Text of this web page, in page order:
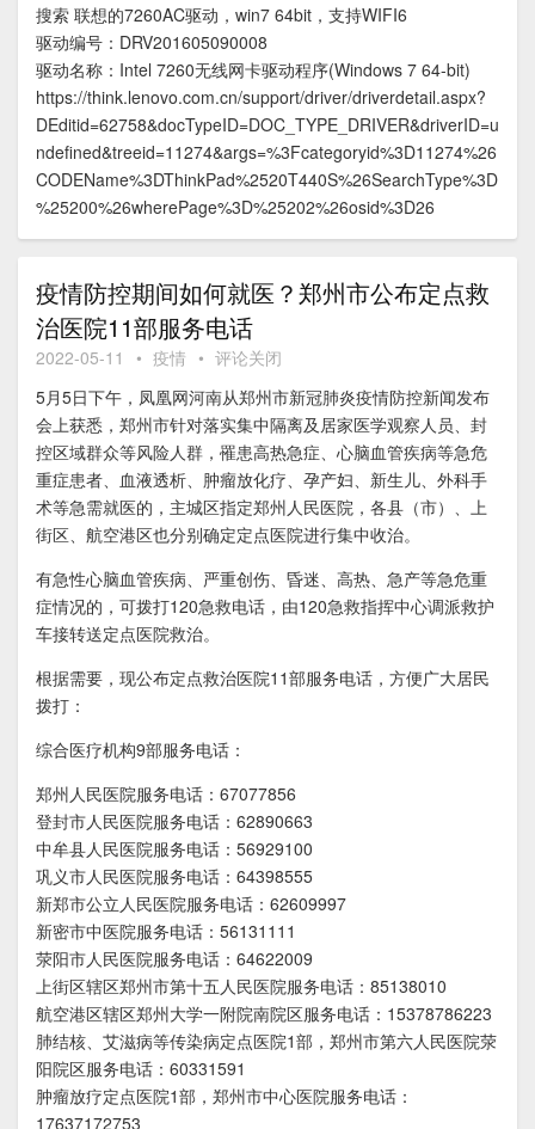
搜索 联想的7260AC驱动，win7 64bit，支持WIFI6
驱动编号：DRV201605090008
驱动名称：Intel 7260无线网卡驱动程序(Windows 7 64-bit)
https://think.lenovo.com.cn/support/driver/driverdetail.aspx?
DEditid=62758&docTypeID=DOC_TYPE_DRIVER&driverID=u
ndefined&treeid=11274&args=%3Fcategoryid%3D11274%26
CODEName%3DThinkPad%2520T440S%26SearchType%3D
%25200%26wherePage%3D%25202%26osid%3D26
疫情防控期间如何就医？郑州市公布定点救
治医院11部服务电话
2022-05-11 • 疫情 • 评论关闭
5月5日下午，凤凰网河南从郑州市新冠肺炎疫情防控新闻发布
会上获悉，郑州市针对落实集中隔离及居家医学观察人员、封
控区域群众等风险人群，罹患高热急症、心脑血管疾病等急危
重症患者、血液透析、肿瘤放化疗、孕产妇、新生儿、外科手
术等急需就医的，主城区指定郑州人民医院，各县（市）、上
街区、航空港区也分别确定定点医院进行集中收治。
有急性心脑血管疾病、严重创伤、昏迷、高热、急产等急危重
症情况的，可拨打120急救电话，由120急救指挥中心调派救护
车接转送定点医院救治。
根据需要，现公布定点救治医院11部服务电话，方便广大居民
拨打：
综合医疗机构9部服务电话：
郑州人民医院服务电话：67077856
登封市人民医院服务电话：62890663
中牟县人民医院服务电话：56929100
巩义市人民医院服务电话：64398555
新郑市公立人民医院服务电话：62609997
新密市中医院服务电话：56131111
荥阳市人民医院服务电话：64622009
上街区辖区郑州市第十五人民医院服务电话：85138010
航空港区辖区郑州大学一附院南院区服务电话：15378786223
肺结核、艾滋病等传染病定点医院1部，郑州市第六人民医院荥
阳院区服务电话：60331591
肿瘤放疗定点医院1部，郑州市中心医院服务电话：
17637172753